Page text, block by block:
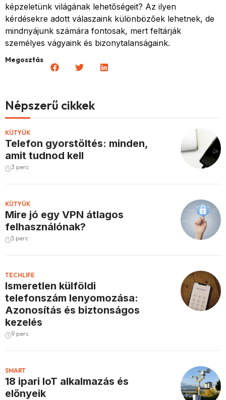
képzeletünk világának lehetőségeit? Az ilyen
kérdésekre adott válaszaink különbözőek lehetnek, de
mindnyájunk számára fontosak, mert feltárják
személyes vágyaink és bizonytalanságaink.
Megosztás
Népszerű cikkek
KÜTYÜK
Telefon gyorstöltés: minden,
amit tudnod kell
3 perc
KÜTYÜK
Mire jó egy VPN átlagos
felhasználónak?
5 perc
TECHLIFE
Ismeretlen külföldi
telefonszám lenyomozása:
Azonosítás és biztonságos
kezelés
9 perc
SMART
18 ipari IoT alkalmazás és
előnyeik